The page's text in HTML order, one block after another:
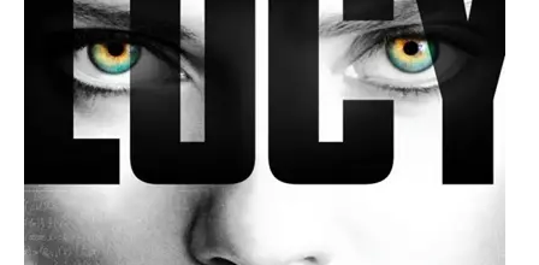
Escandalos,Morbo,